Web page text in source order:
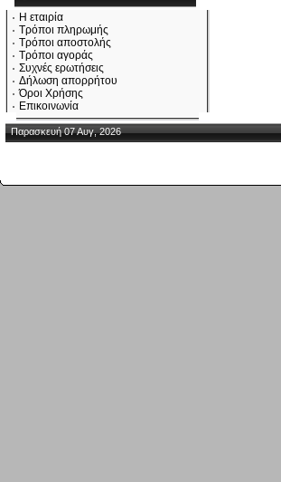
Η εταιρία
Τρόποι πληρωμής
Τρόποι αποστολής
Τρόποι αγοράς
Συχνές ερωτήσεις
Δήλωση απορρήτου
Όροι Χρήσης
Επικοινωνία
Παρασκευή 07 Αυγ, 2026